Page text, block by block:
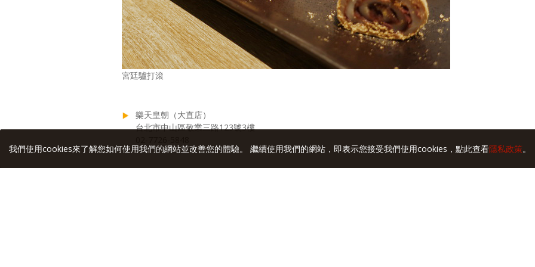
宮廷驢打滾
樂天皇朝（大直店）
台北市中山區敬業三路123號3樓
我們使用cookies來了解您如何使用我們的網站並改善您的體驗。 繼續使用我們的網站，即表示您接受我們使用cookies，點此查看隱私政策。